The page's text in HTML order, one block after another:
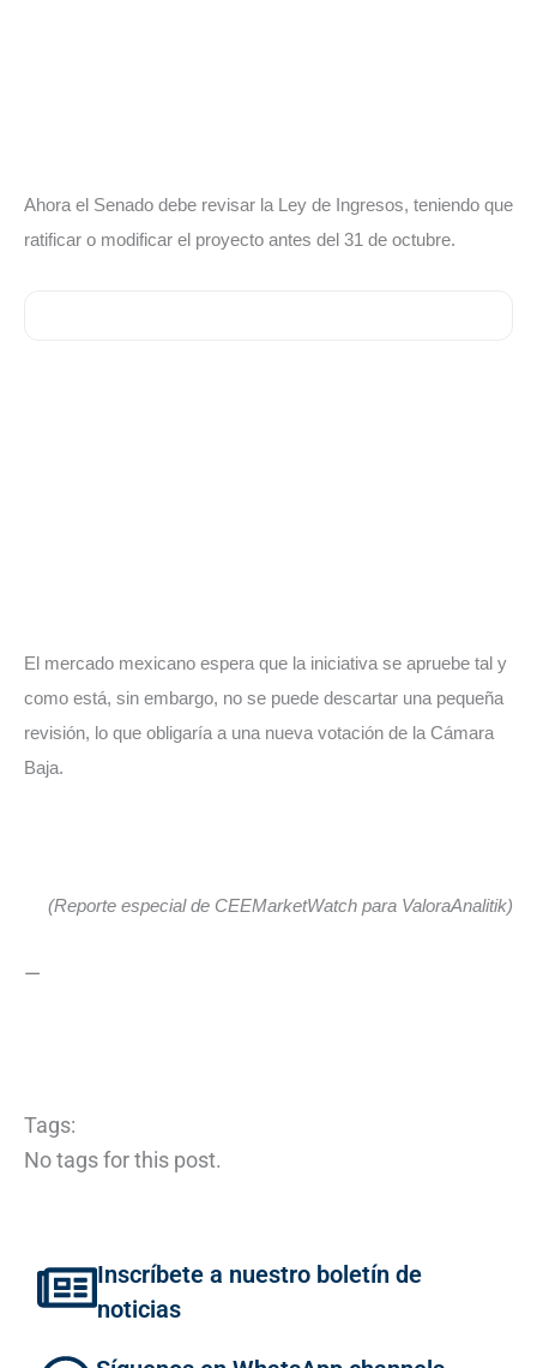
Ahora el Senado debe revisar la Ley de Ingresos, teniendo que
ratificar o modificar el proyecto antes del 31 de octubre.
El mercado mexicano espera que la iniciativa se apruebe tal y
como está, sin embargo, no se puede descartar una pequeña
revisión, lo que obligaría a una nueva votación de la Cámara
Baja.
(Reporte especial de CEEMarketWatch para ValoraAnalitik)
—
Tags:
No tags for this post.
Inscríbete a nuestro boletín de
noticias